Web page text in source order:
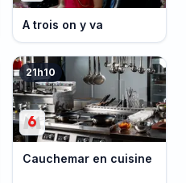
A trois on y va
21h10
Cauchemar en cuisine